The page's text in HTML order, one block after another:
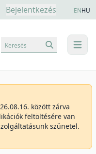
Bejelentkezés ENHU
menu
Keresés
között zárva
feltöltésére van
szünetel.